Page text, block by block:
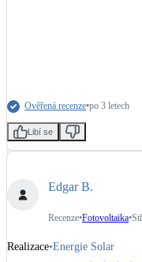
Ověřená recenze•po 3 letech
Libí se
Edgar B.
Recenze•Fotovoltaika•
Realizace•Energie Solar